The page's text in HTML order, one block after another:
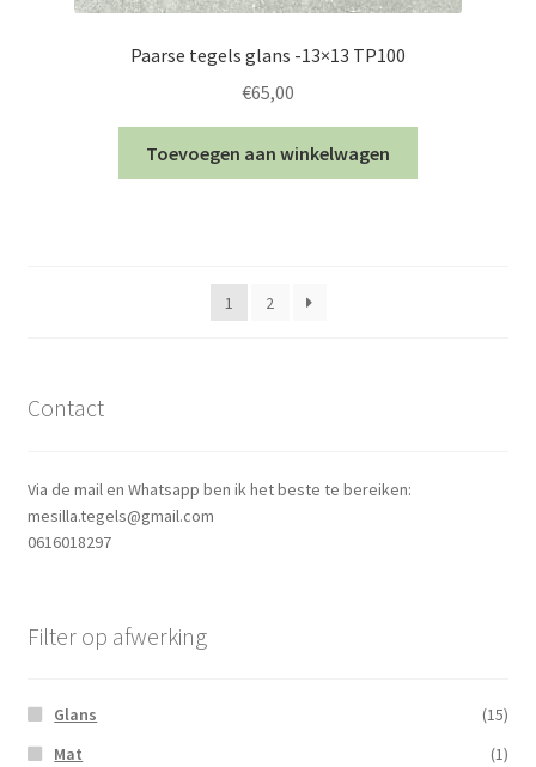
Paarse tegels glans -13×13 TP100
€65,00
Toevoegen aan winkelwagen
1 2
Contact
Via de mail en Whatsapp ben ik het beste te bereiken:
mesilla.tegels@gmail.com
0616018297
Filter op afwerking
Glans
(15)
Mat
(1)